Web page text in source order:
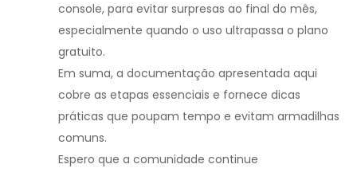
console, para evitar surpresas ao final do mês,
especialmente quando o uso ultrapassa o plano
gratuito.
Em suma, a documentação apresentada aqui
cobre as etapas essenciais e fornece dicas
práticas que poupam tempo e evitam armadilhas
comuns.
Espero que a comunidade continue